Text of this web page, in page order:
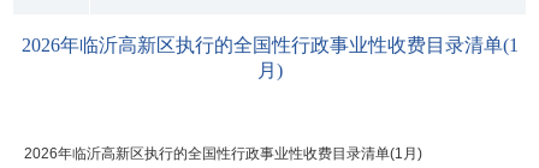
2026年临沂高新区执行的全国性行政事业性收费目录清单(1
月)
2026年临沂高新区执行的全国性行政事业性收费目录清单(1月)